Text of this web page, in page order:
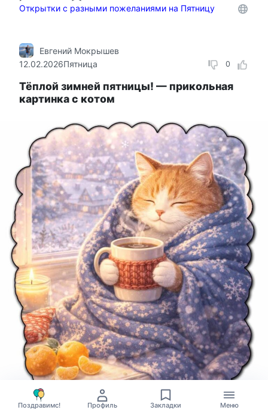
Открытки с разными пожеланиями на Пятницу
0
Евгений Мокрышев
12.02.2026Пятница
Тёплой зимней пятницы! — прикольная
картинка с котом
Поздравимс! Профиль Закладки Меню